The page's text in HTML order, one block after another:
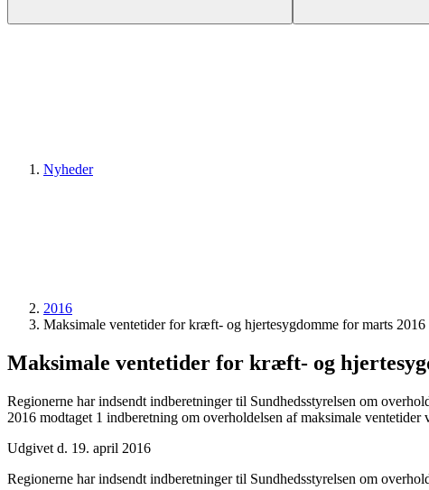
Nyheder
2016
Maksimale ventetider for kræft- og hjertesygdomme for marts 2016
Maksimale ventetider for kræft- og
Regionerne har indsendt indberetninger til Sundhedsstyrelsen om
2016 modtaget 1 indberetning om overholdelsen af maksimale
Udgivet d. 19. april 2016
Regionerne har indsendt indberetninger til Sundhedsstyrelsen om